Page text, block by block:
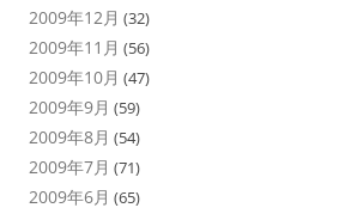
2009年12月 (32)
2009年11月 (56)
2009年10月 (47)
2009年9月 (59)
2009年8月 (54)
2009年7月 (71)
2009年6月 (65)